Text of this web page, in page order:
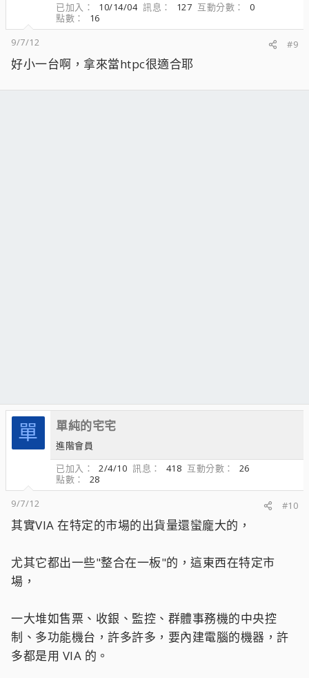
已加入
10/14/04 訊息 127 互動分數
0
點數
16
9/7/12
#9
好小一台啊，拿來當htpc很適合耶
單 單純的宅宅
進階會員
已加入
2/4/10 訊息 418 互動分數
26
點數
28
9/7/12
#10
其實VIA 在特定的市場的出貨量還蠻龐大的，
尤其它都出一些"整合在一板"的，這東西在特定市
場，
一大堆如售票、收銀、監控、群體事務機的中央控
制、多功能機台，許多許多，要內建電腦的機器，許
多都是用 VIA 的。